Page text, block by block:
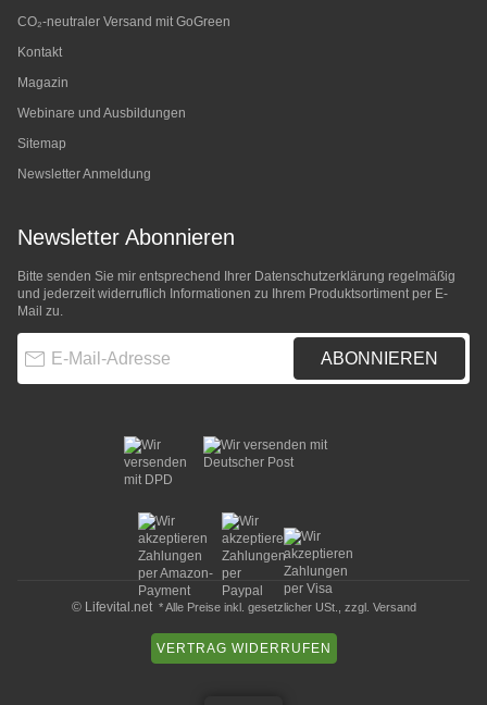
CO₂-neutraler Versand mit GoGreen
Kontakt
Magazin
Webinare und Ausbildungen
Sitemap
Newsletter Anmeldung
Newsletter Abonnieren
Bitte senden Sie mir entsprechend Ihrer Datenschutzerklärung regelmäßig
und jederzeit widerruflich Informationen zu Ihrem Produktsortiment per E-
Mail zu.
ABONNIEREN
© Lifevital.net* Alle Preise inkl. gesetzlicher USt., zzgl. Versand
VERTRAG WIDERRUFEN